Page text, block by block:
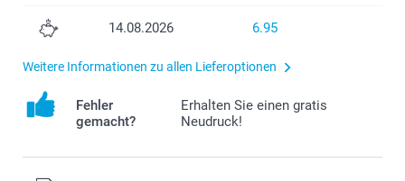
14.08.2026 6.95
Weitere Informationen zu allen Lieferoptionen
Fehler
gemacht?
Erhalten Sie einen gratis
Neudruck!